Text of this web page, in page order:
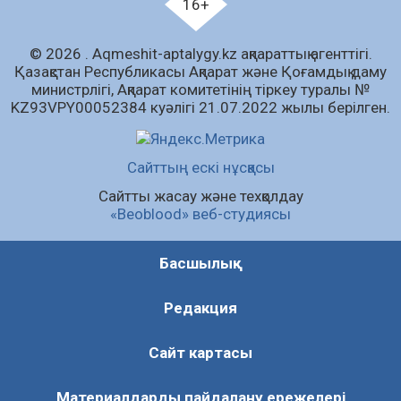
болашақ» атты кеңейтілген мәжіліс өтті
Open Air: Қызылорда облысы полиция
департаменті 20 мыңнан астам көрерменнің
қауіпсіздігін қамтамасыз етті
Барлық жаңалық
16+
© 2026 . Аqmeshit-aptalygy.kz ақпараттық агенттігі.
Қазақстан Республикасы Ақпарат және Қоғамдық даму
министрлігі, Ақпарат комитетінің тіркеу туралы №
KZ93VPY00052384 куәлігі 21.07.2022 жылы берілген.
Сайттың ескі нұсқасы
Сайтты жасау және техқолдау
«Beoblood» веб-студиясы
Басшылық
Редакция
Сайт картасы